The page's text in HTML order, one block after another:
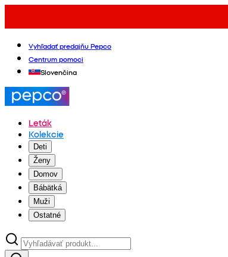
Vyhľadať predajňu Pepco
Centrum pomoci
Slovenčina
Leták
Kolekcie
Deti
Ženy
Domov
Bábätká
Muži
Ostatné